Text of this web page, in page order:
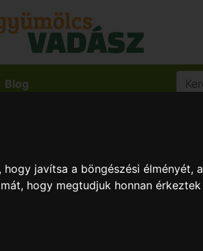
javítsa a böngészési élményét,
hogy megtudjuk honnan
Blog